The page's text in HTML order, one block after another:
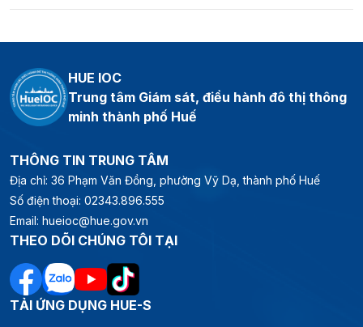
HUE IOC
Trung tâm Giám sát, điều hành đô thị thông
minh thành phố Huế
THÔNG TIN TRUNG TÂM
Địa chỉ: 36 Phạm Văn Đồng, phường Vỹ Dạ, thành phố Huế
Số điện thoại: 02343.896.555
Email: hueioc@hue.gov.vn
THEO DÕI CHÚNG TÔI TẠI
TẢI ỨNG DỤNG HUE-S